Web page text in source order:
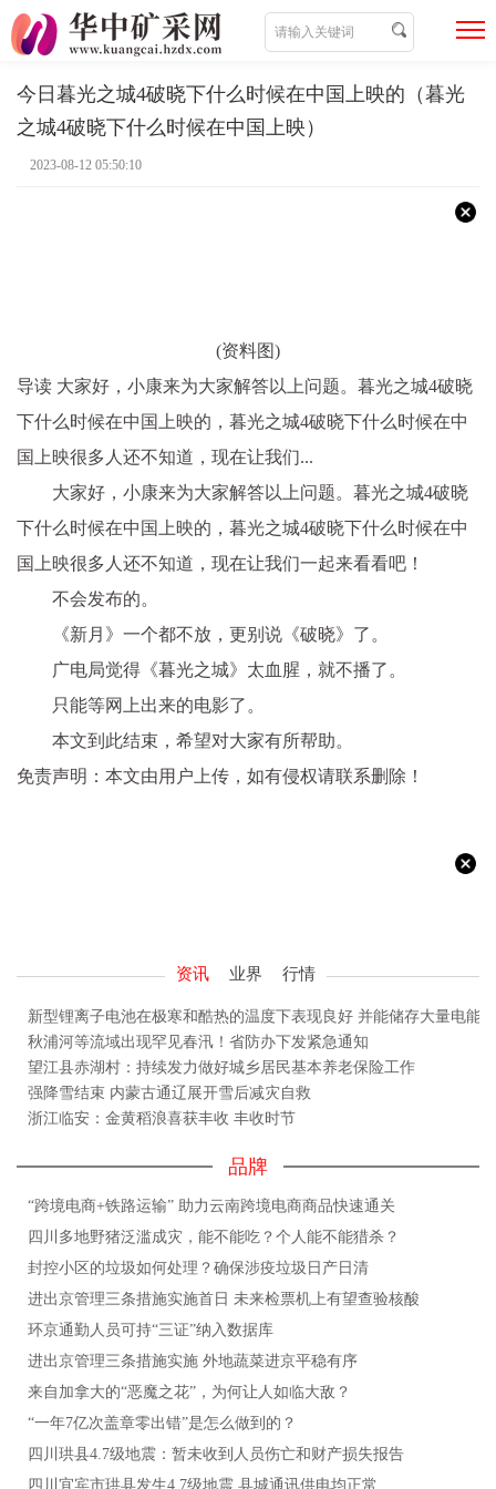
今日暮光之城4破晓下什么时候在中国上映的（暮光
之城4破晓下什么时候在中国上映）
2023-08-12 05:50:10
(资料图)
导读 大家好，小康来为大家解答以上问题。暮光之城4破晓
下什么时候在中国上映的，暮光之城4破晓下什么时候在中
国上映很多人还不知道，现在让我们...
大家好，小康来为大家解答以上问题。暮光之城4破晓
下什么时候在中国上映的，暮光之城4破晓下什么时候在中
国上映很多人还不知道，现在让我们一起来看看吧！
不会发布的。
《新月》一个都不放，更别说《破晓》了。
广电局觉得《暮光之城》太血腥，就不播了。
只能等网上出来的电影了。
本文到此结束，希望对大家有所帮助。
免责声明：本文由用户上传，如有侵权请联系删除！
资讯 业界 行情
新型锂离子电池在极寒和酷热的温度下表现良好 并能储存大量电能
秋浦河等流域出现罕见春汛！省防办下发紧急通知
望江县赤湖村：持续发力做好城乡居民基本养老保险工作
强降雪结束 内蒙古通辽展开雪后减灾自救
浙江临安：金黄稻浪喜获丰收 丰收时节
品牌
“跨境电商+铁路运输” 助力云南跨境电商商品快速通关
四川多地野猪泛滥成灾，能不能吃？个人能不能猎杀？
封控小区的垃圾如何处理？确保涉疫垃圾日产日清
进出京管理三条措施实施首日 未来检票机上有望查验核酸
环京通勤人员可持“三证”纳入数据库
进出京管理三条措施实施 外地蔬菜进京平稳有序
来自加拿大的“恶魔之花”，为何让人如临大敌？
“一年7亿次盖章零出错”是怎么做到的？
四川珙县4.7级地震：暂未收到人员伤亡和财产损失报告
四川宜宾市珙县发生4.7级地震 县城通讯供电均正常